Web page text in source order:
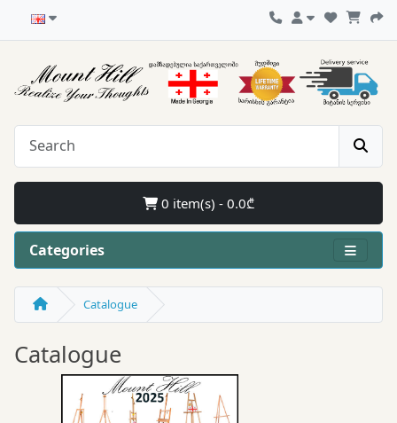
0 item(s) - 0.0₾
Categories
Catalogue
Catalogue